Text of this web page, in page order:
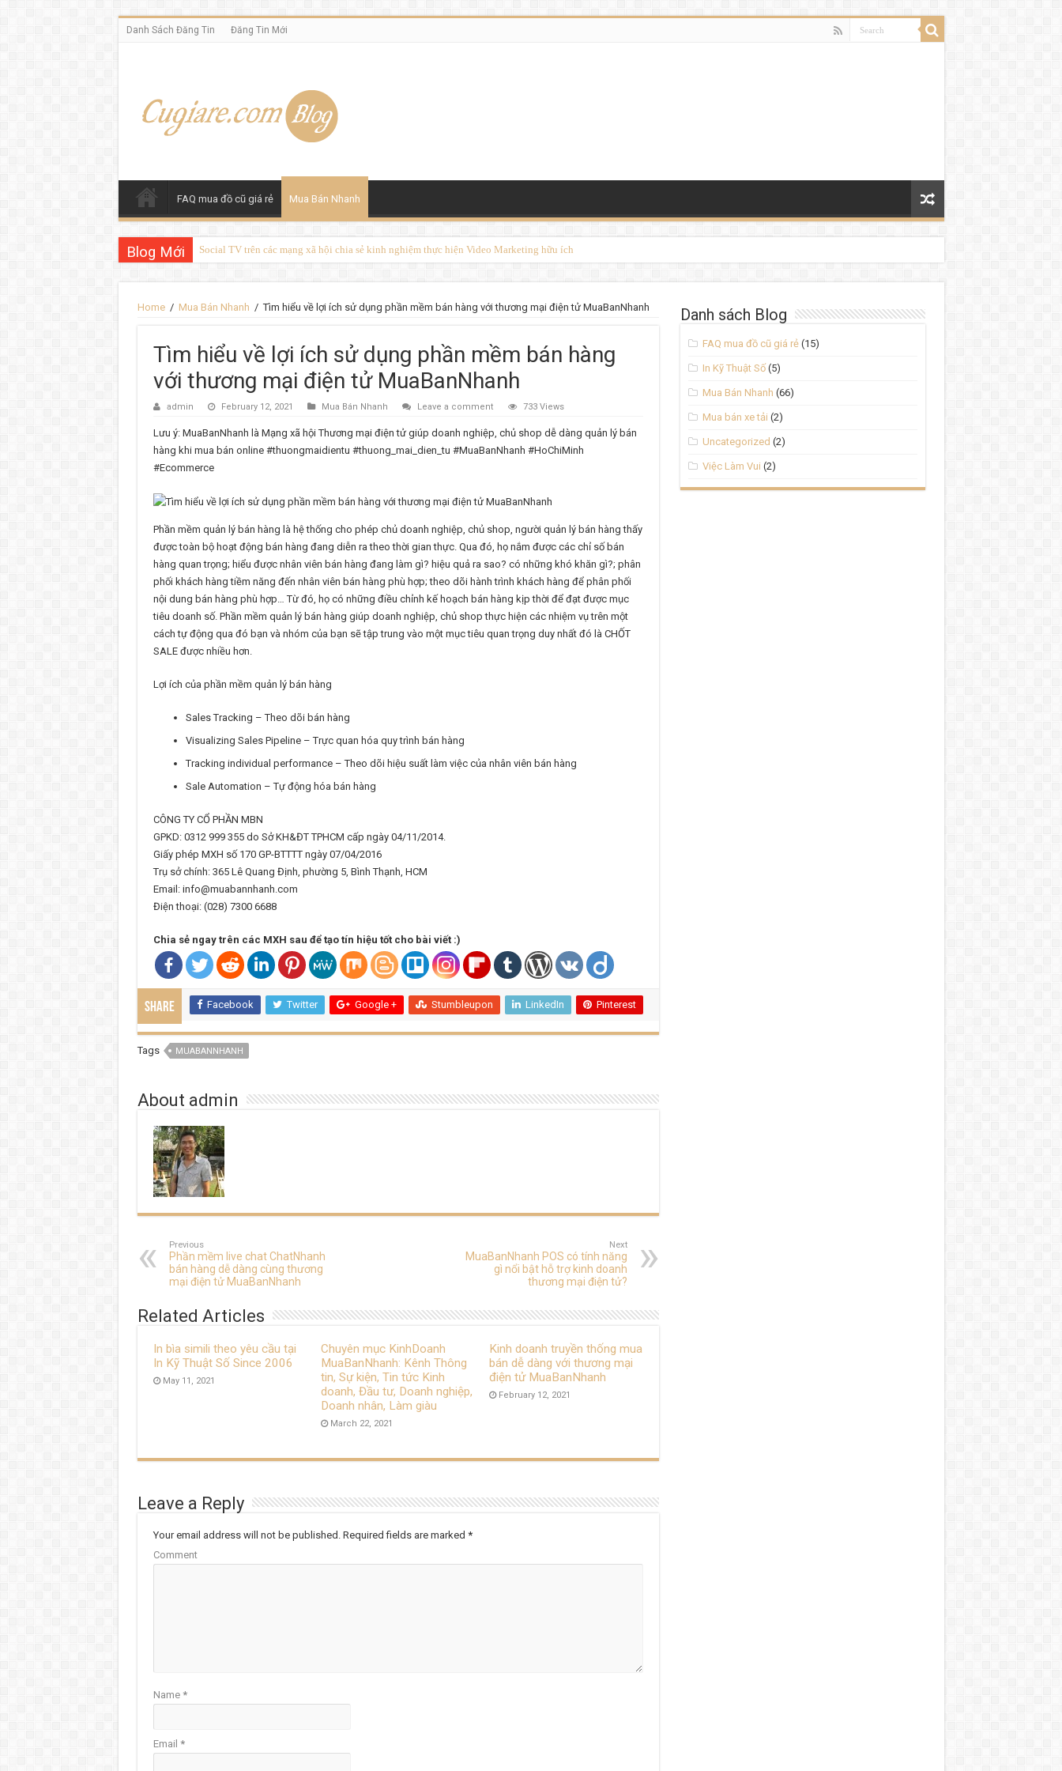
Danh Sách Đăng Tin Đăng Tin Mới
FAQ mua đồ cũ giá rẻ Mua Bán Nhanh
Blog Mới Social TV trên các mạng xã hội chia sẻ kinh nghiệm thực hiện Video Marketing hữu ích
Home / Mua Bán Nhanh / Tìm hiểu về lợi ích sử dụng phần mềm bán hàng với thương mại điện tử MuaBanNhanh
Tìm hiểu về lợi ích sử dụng phần mềm bán hàng
với thương mại điện tử MuaBanNhanh
admin February 12, 2021 Mua Bán Nhanh Leave a comment 733 Views
Lưu ý: MuaBanNhanh là Mạng xã hội Thương mại điện tử giúp doanh nghiệp, chủ shop dễ dàng quản lý bán
hàng khi mua bán online #thuongmaidientu #thuong_mai_dien_tu #MuaBanNhanh #HoChiMinh
#Ecommerce
Phần mềm quản lý bán hàng là hệ thống cho phép chủ doanh nghiệp, chủ shop, người quản lý bán hàng thấy
được toàn bộ hoạt động bán hàng đang diễn ra theo thời gian thực. Qua đó, họ nắm được các chỉ số bán
hàng quan trọng; hiểu được nhân viên bán hàng đang làm gì? hiệu quả ra sao? có những khó khăn gì?; phân
phối khách hàng tiềm năng đến nhân viên bán hàng phù hợp; theo dõi hành trình khách hàng để phân phối
nội dung bán hàng phù hợp… Từ đó, họ có những điều chỉnh kế hoạch bán hàng kịp thời để đạt được mục
tiêu doanh số. Phần mềm quản lý bán hàng giúp doanh nghiệp, chủ shop thực hiện các nhiệm vụ trên một
cách tự động qua đó bạn và nhóm của bạn sẽ tập trung vào một mục tiêu quan trọng duy nhất đó là CHỐT
SALE được nhiều hơn.
Lợi ích của phần mềm quản lý bán hàng
Sales Tracking – Theo dõi bán hàng
Visualizing Sales Pipeline – Trực quan hóa quy trình bán hàng
Tracking individual performance – Theo dõi hiệu suất làm việc của nhân viên bán hàng
Sale Automation – Tự động hóa bán hàng
CÔNG TY CỔ PHẦN MBN
GPKD: 0312 999 355 do Sở KH&ĐT TPHCM cấp ngày 04/11/2014.
Giấy phép MXH số 170 GP-BTTTT ngày 07/04/2016
Trụ sở chính: 365 Lê Quang Định, phường 5, Bình Thạnh, HCM
Email: info@muabannhanh.com
Điện thoại: (028) 7300 6688
Chia sẻ ngay trên các MXH sau để tạo tín hiệu tốt cho bài viết :)
Share Facebook Twitter Google + Stumbleupon LinkedIn Pinterest
Tags MUABANNHANH
About admin
Previous
Phần mềm live chat ChatNhanh
bán hàng dễ dàng cùng thương
mại điện tử MuaBanNhanh
Next
MuaBanNhanh POS có tính năng
gì nổi bật hỗ trợ kinh doanh
thương mại điện tử?
Related Articles
In bìa simili theo yêu cầu tại
In Kỹ Thuật Số Since 2006
May 11, 2021
Chuyên mục KinhDoanh
MuaBanNhanh: Kênh Thông
tin, Sự kiện, Tin tức Kinh
doanh, Đầu tư, Doanh nghiệp,
Doanh nhân, Làm giàu
March 22, 2021
Kinh doanh truyền thống mua
bán dễ dàng với thương mại
điện tử MuaBanNhanh
February 12, 2021
Leave a Reply
Your email address will not be published. Required fields are marked *
Comment
Name *
Email *
Danh sách Blog
FAQ mua đồ cũ giá rẻ (15)
In Kỹ Thuật Số (5)
Mua Bán Nhanh (66)
Mua bán xe tải (2)
Uncategorized (2)
Việc Làm Vui (2)